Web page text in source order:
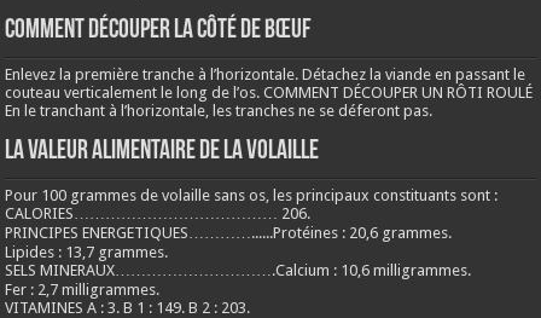
COMMENT DÉCOUPER LA CÔTÉ DE BŒUF
Enlevez la première tranche à l’horizontale. Détachez la viande en passant le
couteau verticalement le long de l’os. COMMENT DÉCOUPER UN RÔTI ROULÉ
En le tranchant à l’horizontale, les tranches ne se déferont pas.
LA VALEUR ALIMENTAIRE DE LA VOLAILLE
Pour 100 grammes de volaille sans os, les principaux constituants sont :
CALORIES………………………………… 206.
PRINCIPES ENERGETIQUES…………......Protéines : 20,6 grammes.
Lipides : 13,7 grammes.
SELS MINERAUX………………………….Calcium : 10,6 milligrammes.
Fer : 2,7 milligrammes.
VITAMINES A : 3. B 1 : 149. B 2 : 203.